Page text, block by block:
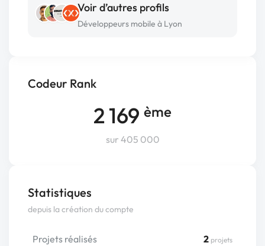
Codeur Rank
2 169 ème
sur 405 000
Statistiques
depuis la création du compte
Projets réalisés 2 projets
Voir d’autres profils
Développeurs mobile à Lyon